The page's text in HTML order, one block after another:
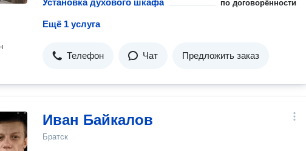
Установка духового шкафа по договорённости
Ещё 1 услуга
Телефон Чат Предложить заказ
Иван Байкалов
Братск